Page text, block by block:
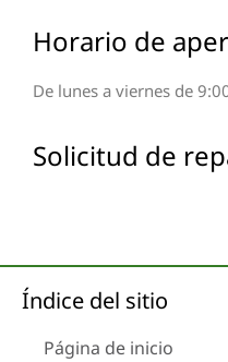
Horario de
De lunes a viernes de
Solicitud de
Índice del sitio
Página de inicio